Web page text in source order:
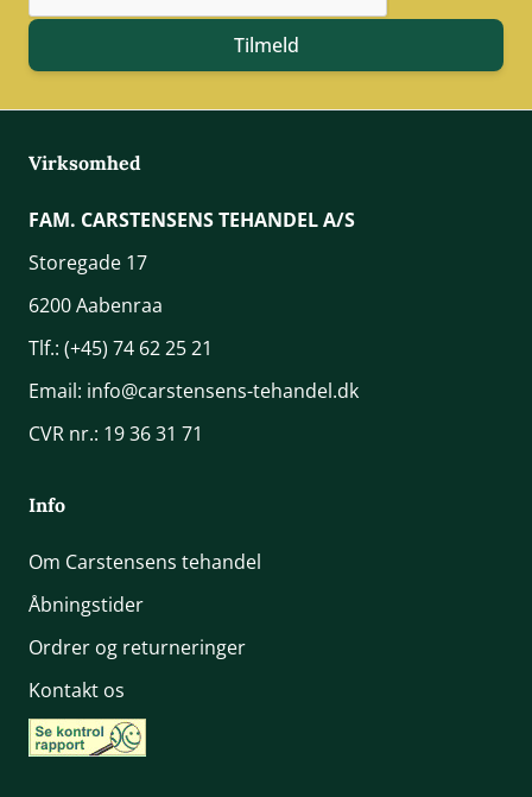
Tilmeld
Virksomhed
FAM. CARSTENSENS TEHANDEL A/S
Storegade 17
6200 Aabenraa
Tlf.: (+45) 74 62 25 21
Email: info@carstensens-tehandel.dk
CVR nr.: 19 36 31 71
Info
Om Carstensens tehandel
Åbningstider
Ordrer og returneringer
Kontakt os